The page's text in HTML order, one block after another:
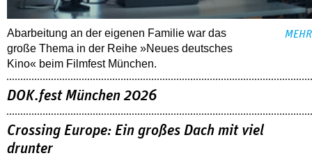
Abarbeitung an der eigenen Familie war das
große Thema in der Reihe »Neues deutsches
Kino« beim Filmfest München.
MEHR
DOK.fest München 2026
Crossing Europe: Ein großes Dach mit viel
drunter